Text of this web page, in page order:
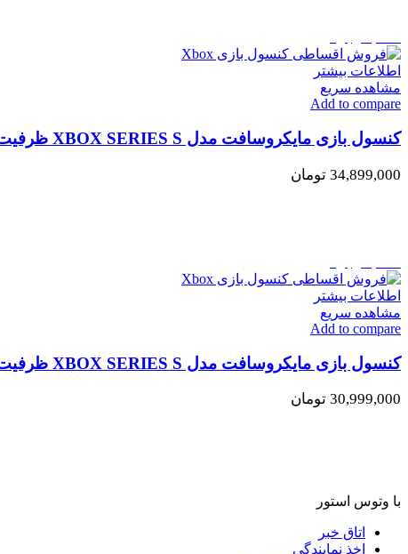
اطلاعات بیشتر
مشاهده سریع
Add to compare
کنسول بازی مایکروسافت مدل XBOX SERIES S ظرفیت 1 ترابایت
34,899,000 تومان
اطلاعات بیشتر
مشاهده سریع
Add to compare
کنسول بازی مایکروسافت مدل XBOX SERIES S ظرفیت 512 گیگابایت
30,999,000 تومان
با وتوس استور
اتاق خبر
اخذ نمایندگی